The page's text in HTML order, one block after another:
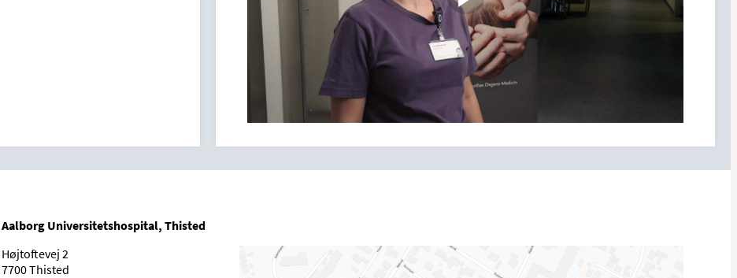
Aalborg Universitetshospital, Thisted
Højtoftevej 2
7700 Thisted